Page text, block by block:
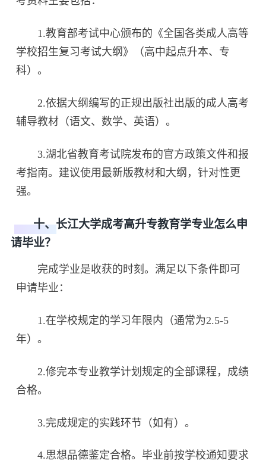
1.教育部考试中心颁布的《全国各类成人高等
学校招生复习考试大纲》（高中起点升本、专
科）。
2.依据大纲编写的正规出版社出版的成人高考
辅导教材（语文、数学、英语）。
3.湖北省教育考试院发布的官方政策文件和报
考指南。建议使用最新版教材和大纲，针对性更
强。
十、长江大学成考高升专教育学专业怎么申
请毕业？
完成学业是收获的时刻。满足以下条件即可
申请毕业：
1.在学校规定的学习年限内（通常为2.5-5
年）。
2.修完本专业教学计划规定的全部课程，成绩
合格。
3.完成规定的实践环节（如有）。
4.思想品德鉴定合格。毕业前按学校通知要求